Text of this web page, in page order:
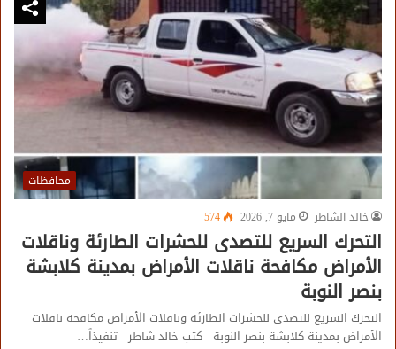
محافظات
خالد الشاطر
مايو 7, 2026 574
التحرك السريع للتصدى للحشرات الطارئة وناقلات
الأمراض مكافحة ناقلات الأمراض بمدينة كلابشة
بنصر النوبة
التحرك السريع للتصدى للحشرات الطارئة وناقلات الأمراض مكافحة ناقلات
الأمراض بمدينة كلابشة بنصر النوبة كتب خالد شاطر تنفيذاً…